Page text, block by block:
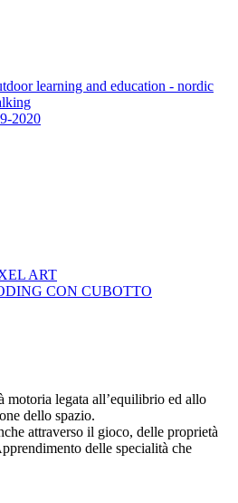
learning and education - nordic
2020
ART
CON CUBOTTO
motoria legata all’equilibrio ed allo
dello spazio.
attraverso il gioco, delle proprietà
delle specialità che